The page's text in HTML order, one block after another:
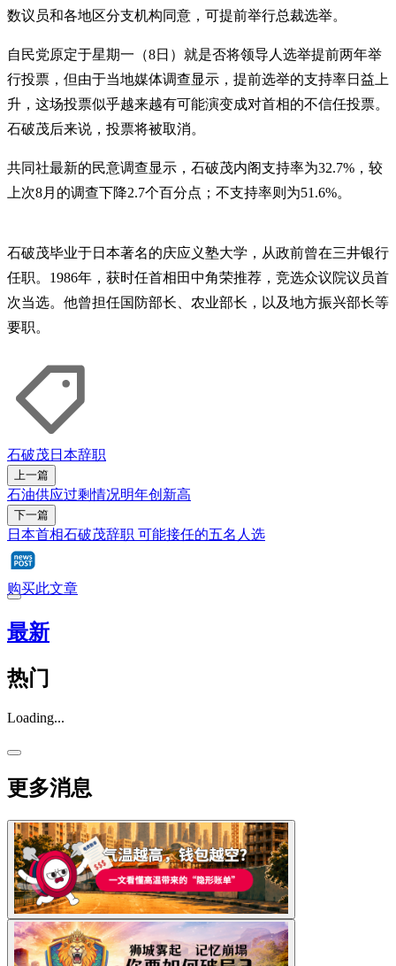
数议员和各地区分支机构同意，可提前举行总裁选举。
自民党原定于星期一（8日）就是否将领导人选举提前两年举
行投票，但由于当地媒体调查显示，提前选举的支持率日益上
升，这场投票似乎越来越有可能演变成对首相的不信任投票。
石破茂后来说，投票将被取消。
共同社最新的民意调查显示，石破茂内阁支持率为32.7%，较
上次8月的调查下降2.7个百分点；不支持率则为51.6%。
石破茂毕业于日本著名的庆应义塾大学，从政前曾在三井银行
任职。1986年，获时任首相田中角荣推荐，竞选众议院议员首
次当选。他曾担任国防部长、农业部长，以及地方振兴部长等
要职。
石破茂日本辞职
上一篇
石油供应过剩情况明年创新高
下一篇
日本首相石破茂辞职 可能接任的五名人选
购买此文章
最新
热门
Loading...
更多消息